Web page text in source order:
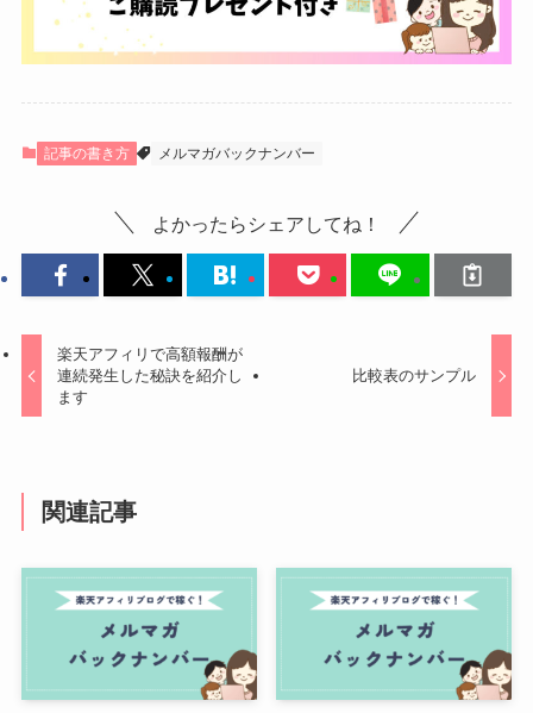
記事の書き方 メルマガバックナンバー
よかったらシェアしてね！
楽天アフィリで高額報酬が
連続発生した秘訣を紹介し
ます
比較表のサンプル
関連記事